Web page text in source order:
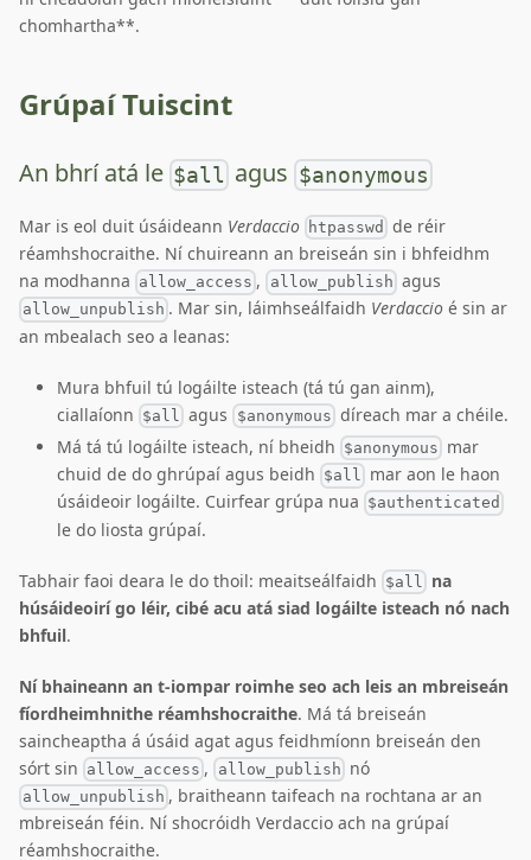
chomhartha**.
Grúpaí Tuiscint
An bhrí atá le $all agus $anonymous
Mar is eol duit úsáideann Verdaccio htpasswd de réir
réamhshocraithe. Ní chuireann an breiseán sin i bhfeidhm
na modhanna allow_access , allow_publish agus
allow_unpublish . Mar sin, láimhseálfaidh Verdaccio é sin ar
an mbealach seo a leanas:
Mura bhfuil tú logáilte isteach (tá tú gan ainm),
ciallaíonn $all agus $anonymous díreach mar a chéile.
Má tá tú logáilte isteach, ní bheidh $anonymous mar
chuid de do ghrúpaí agus beidh $all mar aon le haon
úsáideoir logáilte. Cuirfear grúpa nua $authenticated
le do liosta grúpaí.
Tabhair faoi deara le do thoil: meaitseálfaidh $all
na
húsáideoirí go léir, cibé acu atá siad logáilte isteach nó nach
bhfuil.
Ní bhaineann an t-iompar roimhe seo ach leis an mbreiseán
fíordheimhnithe réamhshocraithe. Má tá breiseán
saincheaptha á úsáid agat agus feidhmíonn breiseán den
sórt sin allow_access , allow_publish nó
allow_unpublish , braitheann taifeach na rochtana ar an
mbreiseán féin. Ní shocróidh Verdaccio ach na grúpaí
réamhshocraithe.